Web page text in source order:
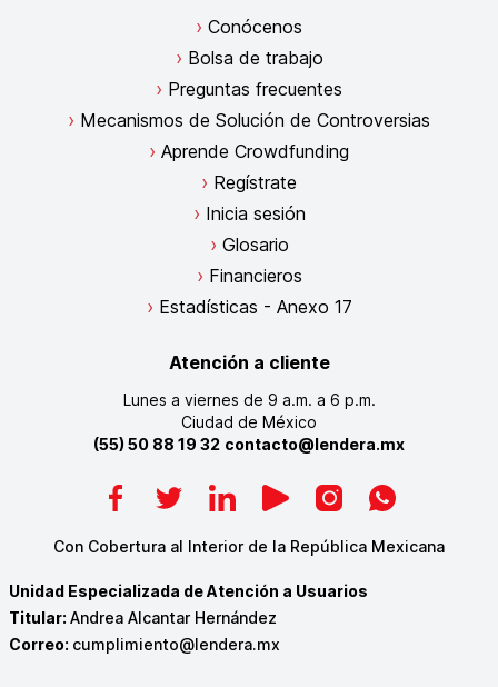
Conócenos
Bolsa de trabajo
Preguntas frecuentes
Mecanismos de Solución de Controversias
Aprende Crowdfunding
Regístrate
Inicia sesión
Glosario
Financieros
Estadísticas - Anexo 17
Atención a cliente
Lunes a viernes de 9 a.m. a 6 p.m.
Ciudad de México
(55) 50 88 19 32 contacto@lendera.mx
Con Cobertura al Interior de la República Mexicana
Unidad Especializada de Atención a Usuarios
Titular: Andrea Alcantar Hernández
Correo: cumplimiento@lendera.mx